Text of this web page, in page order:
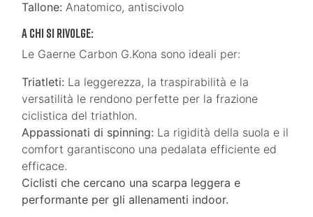
Tallone: Anatomico, antiscivolo
A chi si rivolge:
Le Gaerne Carbon G.Kona sono ideali per:
Triatleti: La leggerezza, la traspirabilità e la
versatilità le rendono perfette per la frazione
ciclistica del triathlon.
Appassionati di spinning: La rigidità della suola e il
comfort garantiscono una pedalata efficiente ed
efficace.
Ciclisti che cercano una scarpa leggera e
performante per gli allenamenti indoor.